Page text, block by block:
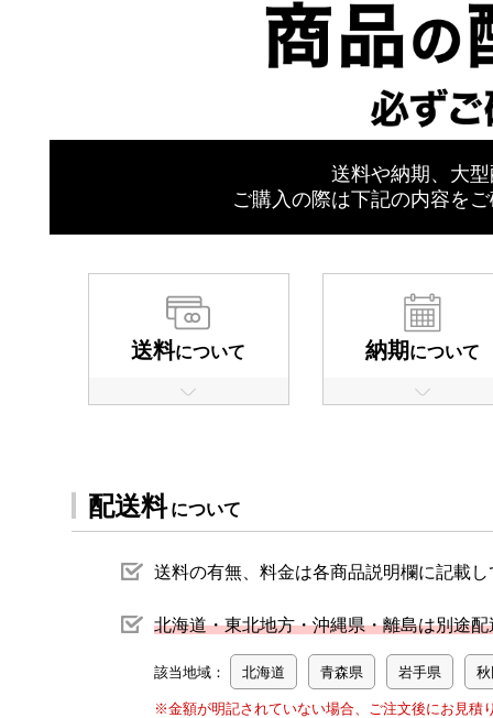
送料や納期、大
ご購入の際は下記の内容を
送料について 納期について
配送料 について
送料の有無、料金は各商品説明欄に記載
北海道・東北地方・沖縄県・離島は別途
該当地域： 北海道 青森県 岩手県
※金額が明記されていない場合、ご注文後にお見積